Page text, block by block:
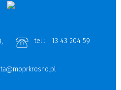
tel.: 13 43 204 59